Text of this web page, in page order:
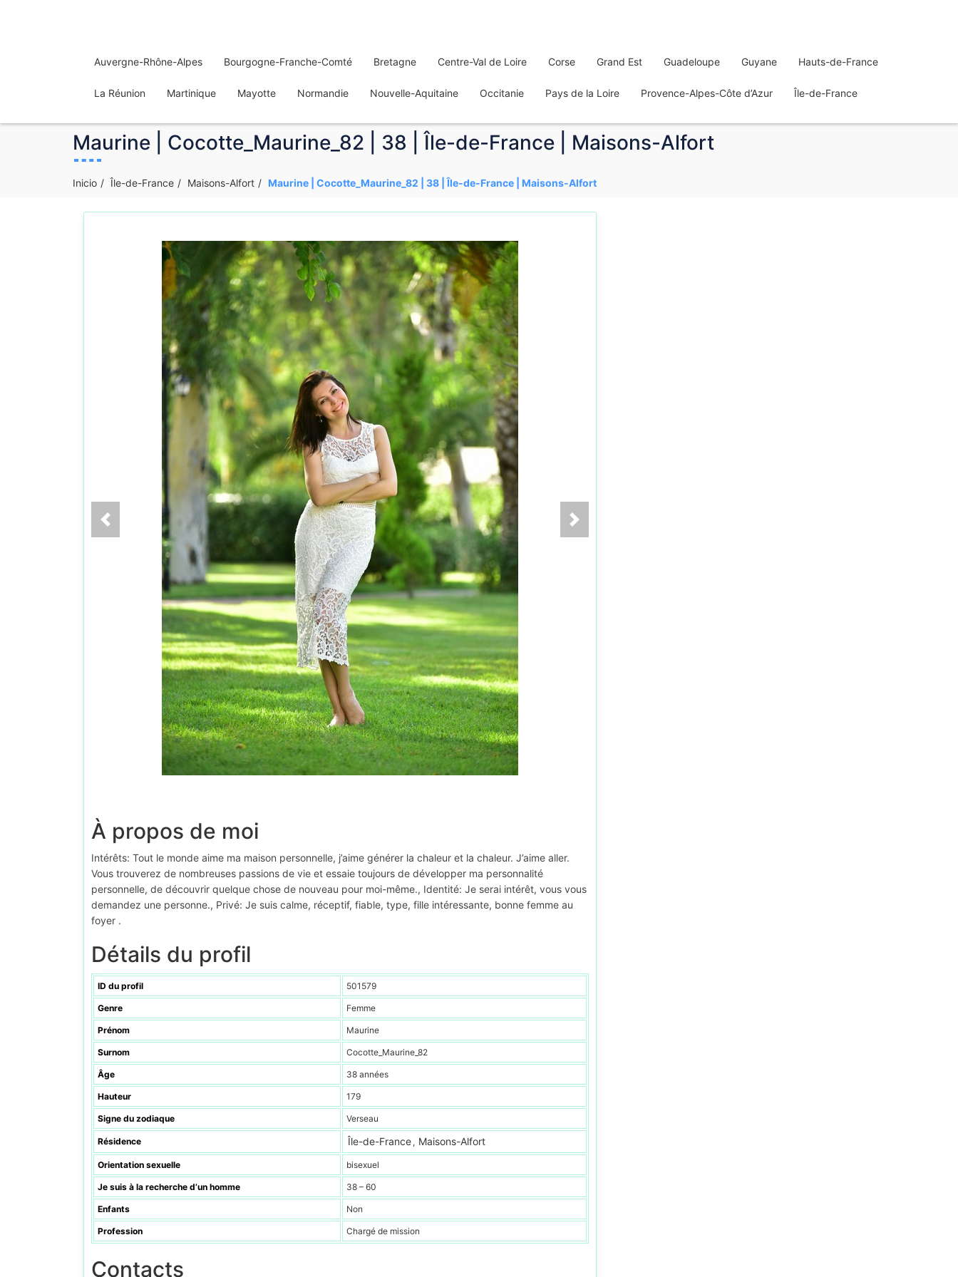
Auvergne-Rhône-Alpes Bourgogne-Franche-Comté Bretagne Centre-Val de Loire Corse Grand Est Guadeloupe Guyane Hauts-de-France
La Réunion Martinique Mayotte Normandie Nouvelle-Aquitaine Occitanie Pays de la Loire Provence-Alpes-Côte d’Azur Île-de-France
Maurine | Cocotte_Maurine_82 | 38 | Île-de-France | Maisons-Alfort
Inicio Île-de-France Maisons-Alfort Maurine | Cocotte_Maurine_82 | 38 | Île-de-France | Maisons-Alfort
À propos de moi
Intérêts: Tout le monde aime ma maison personnelle, j’aime générer la chaleur et la chaleur. J’aime aller.
Vous trouverez de nombreuses passions de vie et essaie toujours de développer ma personnalité
personnelle, de découvrir quelque chose de nouveau pour moi-même., Identité: Je serai intérêt, vous vous
demandez une personne., Privé: Je suis calme, réceptif, fiable, type, fille intéressante, bonne femme au
foyer .
Détails du profil
ID du profil 501579
Genre Femme
Prénom Maurine
Surnom Cocotte_Maurine_82
Âge 38 années
Hauteur 179
Signe du zodiaque Verseau
Résidence Île-de-France , Maisons-Alfort
Orientation sexuelle bisexuel
Je suis à la recherche d’un homme 38 – 60
Enfants Non
Profession Chargé de mission
Contacts